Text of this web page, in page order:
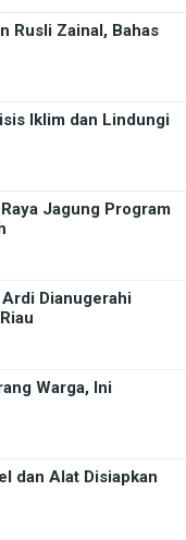
Rusli Zainal, Bahas
Iklim dan Lindungi
Jagung Program
Dianugerahi
Warga, Ini
dan Alat Disiapkan